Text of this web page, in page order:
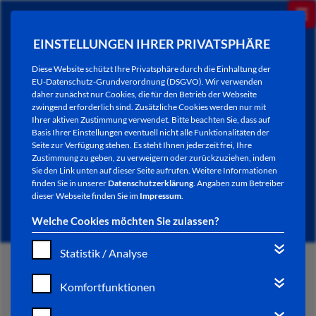
EINSTELLUNGEN IHRER PRIVATSPHÄRE
Diese Website schützt Ihre Privatsphäre durch die Einhaltung der
EU-Datenschutz-Grundverordnung (DSGVO). Wir verwenden
daher zunächst nur Cookies, die für den Betrieb der Webseite
zwingend erforderlich sind. Zusätzliche Cookies werden nur mit
Ihrer aktiven Zustimmung verwendet. Bitte beachten Sie, dass auf
Basis Ihrer Einstellungen eventuell nicht alle Funktionalitäten der
Seite zur Verfügung stehen. Es steht Ihnen jederzeit frei, Ihre
Zustimmung zu geben, zu verweigern oder zurückzuziehen, indem
Sie den Link unten auf dieser Seite aufrufen. Weitere Informationen
finden Sie in unsererDatenschutzerklärung. Angaben zum Betreiber
dieser Webseite finden Sie im Impressum.
Welche Cookies möchten Sie zulassen?
Statistik / Analyse
Komfortfunktionen
NEWSLETTER / CITY LETTER
START